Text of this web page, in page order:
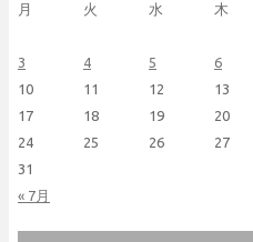
月
火 水 木
« 7月
3
4 5 6
10
11 12 13
17
18 19 20
24
25 26 27
31